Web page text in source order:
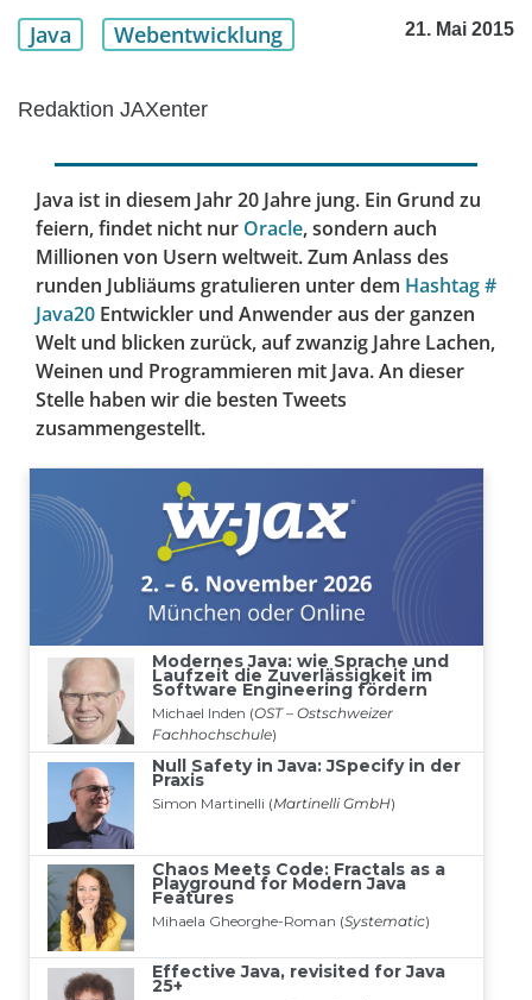
Java Webentwicklung 21. Mai 2015
Redaktion JAXenter
Java ist in diesem Jahr 20 Jahre jung. Ein Grund zu
feiern, findet nicht nur Oracle, sondern auch
Millionen von Usern weltweit. Zum Anlass des
runden Jubliäums gratulieren unter dem Hashtag #
Java20 Entwickler und Anwender aus der ganzen
Welt und blicken zurück, auf zwanzig Jahre Lachen,
Weinen und Programmieren mit Java. An dieser
Stelle haben wir die besten Tweets
zusammengestellt.